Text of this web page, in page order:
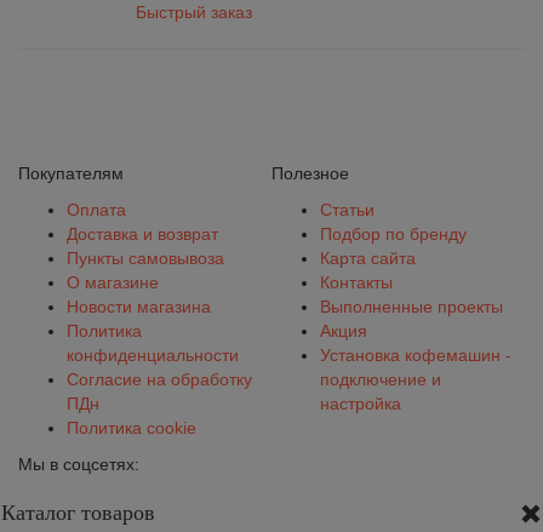
Быстрый заказ
Покупателям
Оплата
Доставка и возврат
Пункты самовывоза
О магазине
Новости магазина
Политика
конфиденциальности
Согласие на обработку
ПДн
Политика cookie
Полезное
Статьи
Подбор по бренду
Карта сайта
Контакты
Выполненные проекты
Акция
Установка кофемашин -
подключение и
настройка
Мы в соцсетях:
Каталог товаров